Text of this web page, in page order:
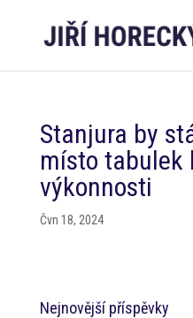
Stanjura by
místo tabulek
výkonnosti
Čvn 18, 2024
Nejnovější příspěvky